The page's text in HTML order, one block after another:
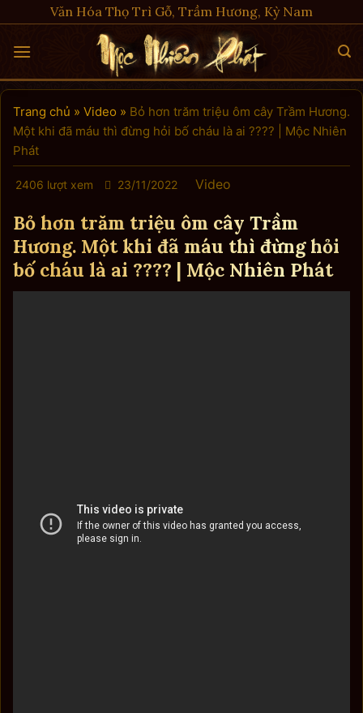
to
content
Văn Hóa Thọ Trì Gỗ, Trầm Hương, Kỳ Nam
Trang chủ » Video » Bỏ hơn trăm triệu ôm cây Trầm Hương.
Một khi đã máu thì đừng hỏi bố cháu là ai ???? | Mộc Nhiên
Phát
2406 lượt xem 23/11/2022 Video
Bỏ hơn trăm triệu ôm cây Trầm
Hương. Một khi đã máu thì đừng hỏi
bố cháu là ai ???? | Mộc Nhiên Phát